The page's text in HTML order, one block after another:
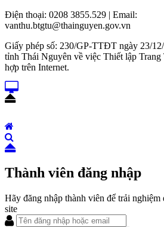
Điện thoại: 0208 3855.529 | Email:
vanthu.btgtu@thainguyen.gov.vn
Giấy phép số: 230/GP-TTĐT ngày 23/
tỉnh Thái Nguyên về việc Thiết lập
hợp trên Internet.
Thành viên đăng nhập
Hãy đăng nhập thành viên để trải nghiệm
site